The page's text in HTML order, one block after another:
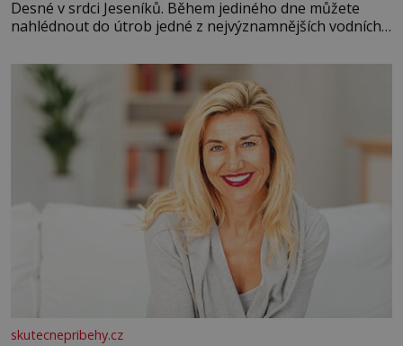
Desné v srdci Jeseníků. Během jediného dne můžete
nahlédnout do útrob jedné z nejvýznamnějších vodních
se na koloběžce a den zakončit poznáváním památek ve
Velkých Losinách nebo v termálním
skutecnepribehy.cz